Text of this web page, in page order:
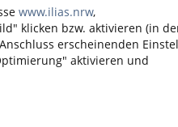
www.ilias.nrw,
klicken bzw. aktivieren (in
erscheinenden
aktivieren und